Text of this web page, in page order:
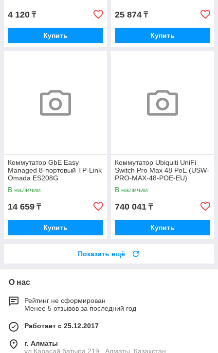
4 120 ₸
Купить
25 874 ₸
Купить
Коммутатор GbE Easy
Managed 8-портовый TP-Link
Omada ES208G
(ES208G(UN))
В наличии
14 659 ₸
Купить
Коммутатор Ubiquiti UniFi
Switch Pro Max 48 PoE (USW-
PRO-MAX-48-POE-EU)
В наличии
740 041 ₸
Купить
Показать ещё
О нас
Рейтинг не сформирован
Менее 5 отзывов за последний год
Работает с 25.12.2017
г. Алматы
ул.Карасай батыра 219 , Алматы, Казахстан